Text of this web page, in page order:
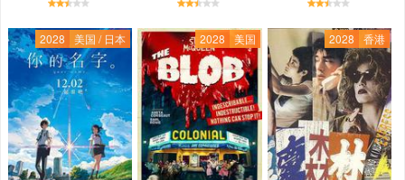
2028 美国 / 日本 2028 美国 2028 香港